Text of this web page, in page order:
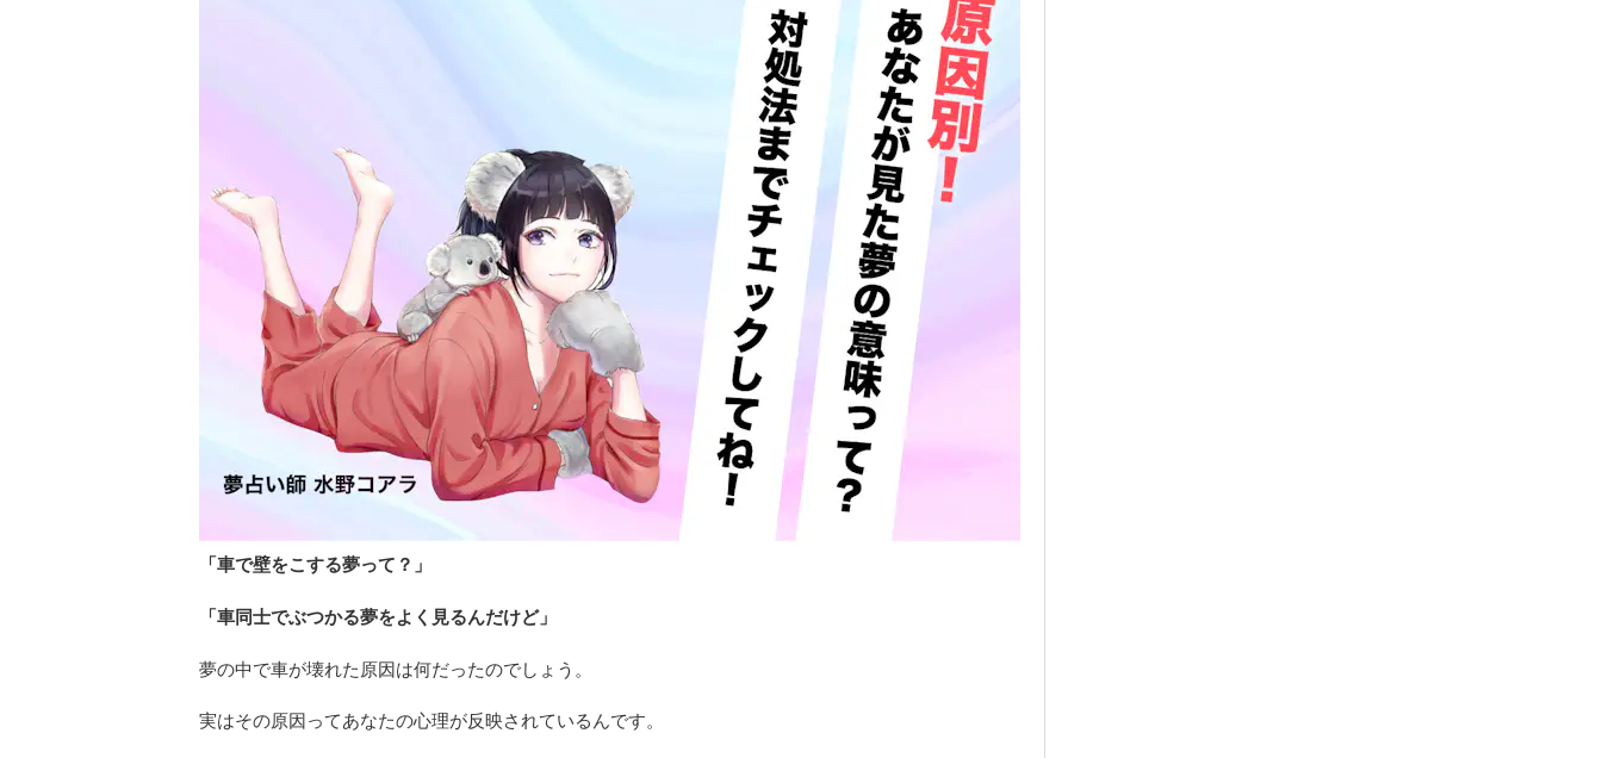
「車で壁をこする夢って？」
「車同士でぶつかる夢をよく見るんだけど」
夢の中で車が壊れた原因は何だったのでしょう。
実はその原因ってあなたの心理が反映されているんです。